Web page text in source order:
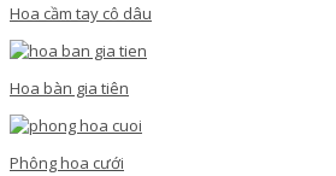
Hoa cầm tay cô dâu
Hoa bàn gia tiên
Phông hoa cưới